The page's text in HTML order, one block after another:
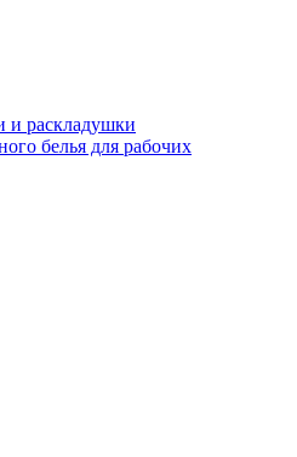
и раскладушки
белья для рабочих